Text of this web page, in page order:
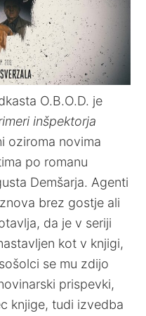
O.B.O.D. je
inšpektorja
oziroma novima
po romanu
Demšarja. Agenti
brez gostje ali
da je v seriji
kot v knjigi,
se mu zdijo
prispevki,
knjige, tudi izvedba